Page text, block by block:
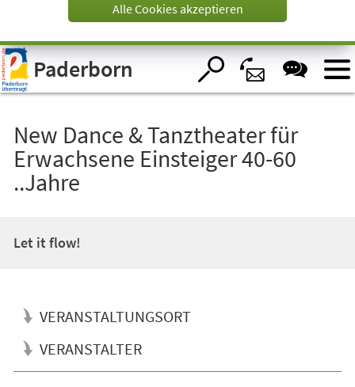
Visuelle
Assistenzsoftware
öffnen.
Alle Cookies akzeptieren
Paderborn
New Dance & Tanztheater für
Erwachsene Einsteiger 40-60
..Jahre
Let it flow!
VERANSTALTUNGSORT
VERANSTALTER